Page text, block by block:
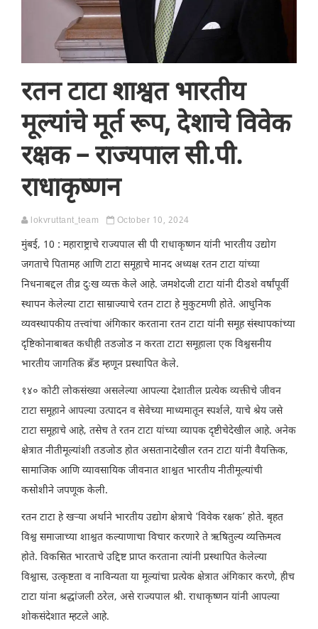
रतन टाटा शाश्वत भारतीय
मूल्यांचे मूर्त रूप, देशाचे विवेक
रक्षक – राज्यपाल सी.पी.
राधाकृष्णन
lokvruttant_team October 10, 2024
मुंबई, 10 : महाराष्ट्राचे राज्यपाल सी पी राधाकृष्णन यांनी भारतीय उद्योग
जगताचे पितामह आणि टाटा समूहाचे मानद अध्यक्ष रतन टाटा यांच्या
निधनाबद्दल तीव्र दुःख व्यक्त केले आहे. जमशेदजी टाटा यांनी दीडशे वर्षांपूर्वी
स्थापन केलेल्या टाटा साम्राज्याचे रतन टाटा हे मुकुटमणी होते. आधुनिक
व्यवस्थापकीय तत्त्वांचा अंगिकार करताना रतन टाटा यांनी समूह संस्थापकांच्या
दृष्टिकोनाबाबत कधीही तडजोड न करता टाटा समूहाला एक विश्वसनीय
भारतीय जागतिक ब्रँड म्हणून प्रस्थापित केले.
१४० कोटी लोकसंख्या असलेल्या आपल्या देशातील प्रत्येक व्यक्तीचे जीवन
टाटा समूहाने आपल्या उत्पादन व सेवेच्या माध्यमातून स्पर्शले, याचे श्रेय जसे
टाटा समूहाचे आहे, तसेच ते रतन टाटा यांच्या व्यापक दृष्टीचेदेखील आहे. अनेक
क्षेत्रात नीतीमूल्यांशी तडजोड होत असतानादेखील रतन टाटा यांनी वैयक्तिक,
सामाजिक आणि व्यावसायिक जीवनात शाश्वत भारतीय नीतीमूल्यांची
कसोशीने जपणूक केली.
रतन टाटा हे खऱ्या अर्थाने भारतीय उद्योग क्षेत्राचे ‘विवेक रक्षक’ होते. बृहत
विश्व समाजाच्या शाश्वत कल्याणाचा विचार करणारे ते ऋषितुल्य व्यक्तिमत्व
होते. विकसित भारताचे उद्दिष्ट प्राप्त करताना त्यांनी प्रस्थापित केलेल्या
विश्वास, उत्कृष्टता व नाविन्यता या मूल्यांचा प्रत्येक क्षेत्रात अंगिकार करणे, हीच
टाटा यांना श्रद्धांजली ठरेल, असे राज्यपाल श्री. राधाकृष्णन यांनी आपल्या
शोकसंदेशात म्हटले आहे.